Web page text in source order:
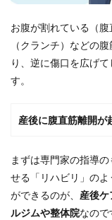
ムの
比較
（総
額安
い
順）
当サ
選！
札幌
の子
連れ
で通
お腹が割れている（
（クランチ）などの
り、逆に傷口を広げ
す。
産後に腹直筋離開が
まずは専門家の指導
せる「リハビリ」の
ができるのが、 産後
ルジムや整体院なので